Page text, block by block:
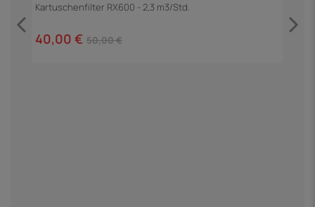
Kartuschenfilter RX600 - 2,3 m3/Std.
40,00 € 50,00 €